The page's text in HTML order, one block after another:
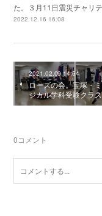
た。３月11日震災チャリ
2022.12.16 16:08
2021.02.09 14:54
ローズの会。宝塚・
ジカル学科受験クラス
0コメント